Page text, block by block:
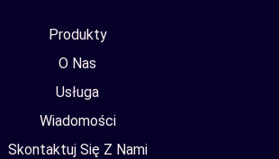
Produkty
O Nas
Usługa
Wiadomości
Skontaktuj Się Z Nami